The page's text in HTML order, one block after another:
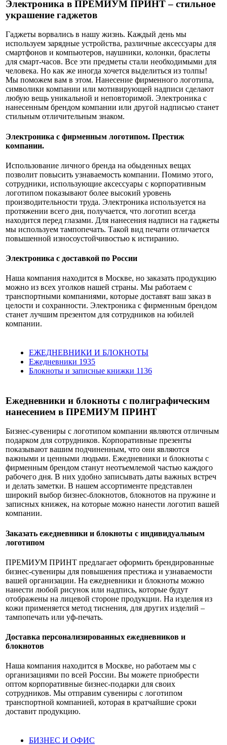
Электроника в ПРЕМИУМ ПРИНТ – стильное
украшение гаджетов
Гаджеты ворвались в нашу жизнь. Каждый день мы
используем зарядные устройства, различные аксессуары для
смартфонов и компьютеров, наушники, колонки, браслеты
для смарт-часов. Все эти предметы стали необходимыми для
человека. Но как же иногда хочется выделиться из толпы!
Мы поможем вам в этом. Нанесение фирменного логотипа,
символики компании или мотивирующей надписи сделают
любую вещь уникальной и неповторимой. Электроника с
нанесенным брендом компании или другой надписью станет
стильным отличительным знаком.
Электроника с фирменным логотипом. Престиж
компании.
Использование личного бренда на обыденных вещах
позволит повысить узнаваемость компании. Помимо этого,
сотрудники, использующие аксессуары с корпоративным
логотипом показывают более высокий уровень
производительности труда. Электроника используется на
протяжении всего дня, получается, что логотип всегда
находится перед глазами. Для нанесения надписи на гаджеты
мы используем тампопечать. Такой вид печати отличается
повышенной износоустойчивостью к истиранию.
Электроника с доставкой по России
Наша компания находится в Москве, но заказать продукцию
можно из всех уголков нашей страны. Мы работаем с
транспортными компаниями, которые доставят ваш заказ в
целости и сохранности. Электроника с фирменным брендом
станет лучшим презентом для сотрудников на юбилей
компании.
ЕЖЕДНЕВНИКИ И БЛОКНОТЫ
Ежедневники 1935
Блокноты и записные книжки 1136
Ежедневники и блокноты с полиграфическим
нанесением в ПРЕМИУМ ПРИНТ
Бизнес-сувениры с логотипом компании являются отличным
подарком для сотрудников. Корпоративные презенты
показывают вашим подчиненным, что они являются
важными и ценными людьми. Ежедневники и блокноты с
фирменным брендом станут неотъемлемой частью каждого
рабочего дня. В них удобно записывать даты важных встреч
и делать заметки. В нашем ассортименте представлен
широкий выбор бизнес-блокнотов, блокнотов на пружине и
записных книжек, на которые можно нанести логотип вашей
компании.
Заказать ежедневники и блокноты с индивидуальным
логотипом
ПРЕМИУМ ПРИНТ предлагает оформить брендированные
бизнес-сувениры для повышения престижа и узнаваемости
вашей организации. На ежедневники и блокноты можно
нанести любой рисунок или надпись, которые будут
отображены на лицевой стороне продукции. На изделия из
кожи применяется метод тиснения, для других изделий –
тампопечать или уф-печать.
Доставка персонализированных ежедневников и
блокнотов
Наша компания находится в Москве, но работаем мы с
организациями по всей России. Вы можете приобрести
оптом корпоративные бизнес-подарки для своих
сотрудников. Мы отправим сувениры с логотипом
транспортной компанией, которая в кратчайшие сроки
доставит продукцию.
БИЗНЕС И ОФИС